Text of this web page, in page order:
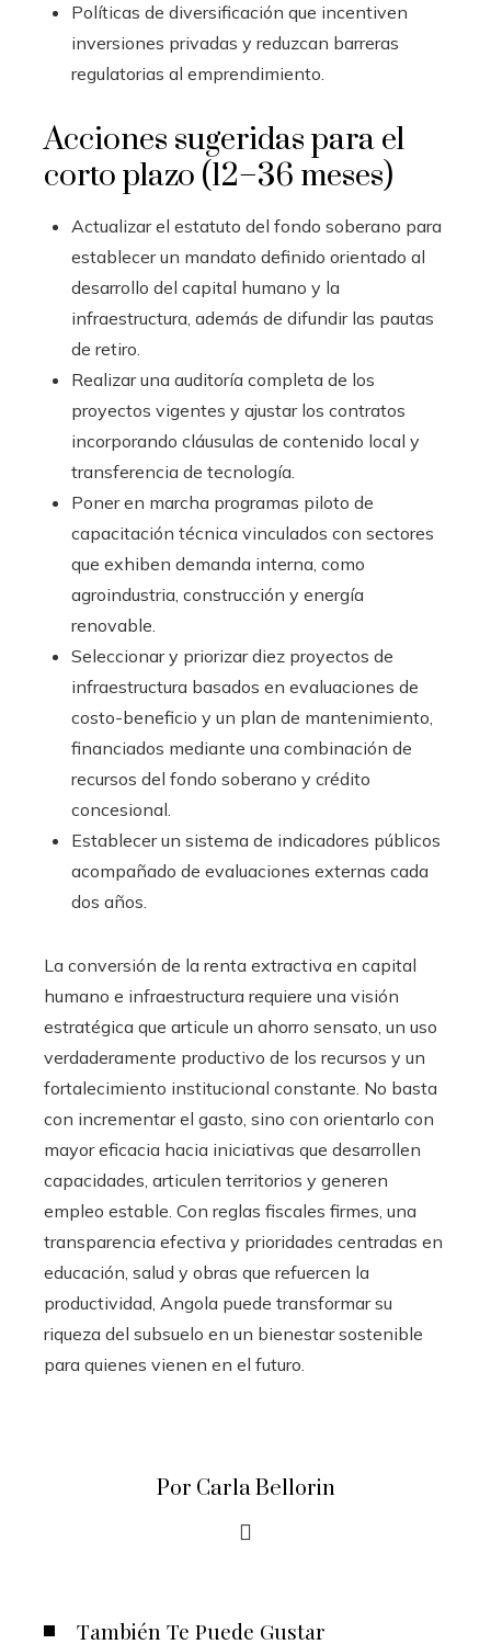
Políticas de diversificación que incentiven
inversiones privadas y reduzcan barreras
regulatorias al emprendimiento.
Acciones sugeridas para el
corto plazo (12–36 meses)
Actualizar el estatuto del fondo soberano para
establecer un mandato definido orientado al
desarrollo del capital humano y la
infraestructura, además de difundir las pautas
de retiro.
Realizar una auditoría completa de los
proyectos vigentes y ajustar los contratos
incorporando cláusulas de contenido local y
transferencia de tecnología.
Poner en marcha programas piloto de
capacitación técnica vinculados con sectores
que exhiben demanda interna, como
agroindustria, construcción y energía
renovable.
Seleccionar y priorizar diez proyectos de
infraestructura basados en evaluaciones de
costo-beneficio y un plan de mantenimiento,
financiados mediante una combinación de
recursos del fondo soberano y crédito
concesional.
Establecer un sistema de indicadores públicos
acompañado de evaluaciones externas cada
dos años.
La conversión de la renta extractiva en capital
humano e infraestructura requiere una visión
estratégica que articule un ahorro sensato, un uso
verdaderamente productivo de los recursos y un
fortalecimiento institucional constante. No basta
con incrementar el gasto, sino con orientarlo con
mayor eficacia hacia iniciativas que desarrollen
capacidades, articulen territorios y generen
empleo estable. Con reglas fiscales firmes, una
transparencia efectiva y prioridades centradas en
educación, salud y obras que refuercen la
productividad, Angola puede transformar su
riqueza del subsuelo en un bienestar sostenible
para quienes vienen en el futuro.
Por Carla Bellorin
También Te Puede Gustar